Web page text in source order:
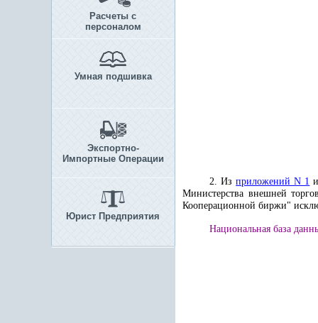
Расчеты с
персоналом
Умная подшивка
Экспортно-
Импортные Операции
Юрист Предприятия
2. Изприложений N 1 и
Министерства внешней
Кооперационной биржи"
Национальная база